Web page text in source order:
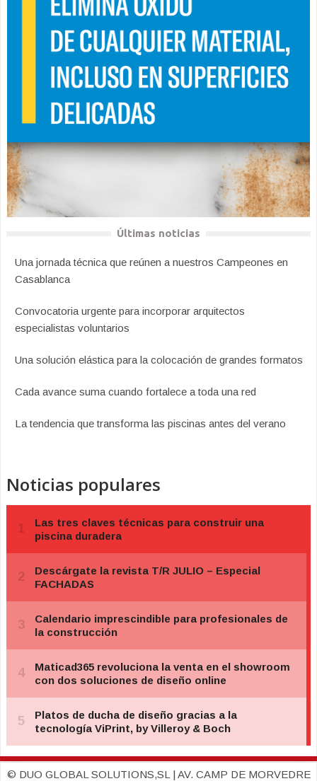
Últimas noticias
Una jornada técnica que reúnen a nuestros Campeones en
Casablanca
Convocatoria urgente para incorporar arquitectos
especialistas voluntarios
Una solución elástica para la colocación de grandes formatos
Cada avance suma cuando fortalece a toda una red
La tendencia que transforma las piscinas antes del verano
Noticias populares
© DUO GLOBAL SOLUTIONS,SL | AV. CAMP DE MORVEDRE